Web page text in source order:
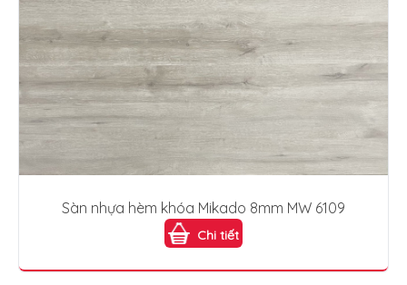
Sàn nhựa hèm khóa Mikado 8mm MW 6109
Chi tiết